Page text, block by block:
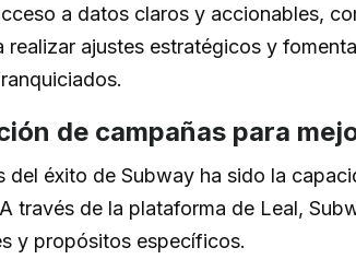
a datos claros y accionables,
realizar ajustes estratégicos y
de campañas para
del éxito de Subway ha sido la
través de la plataforma de Leal,
y propósitos específicos.